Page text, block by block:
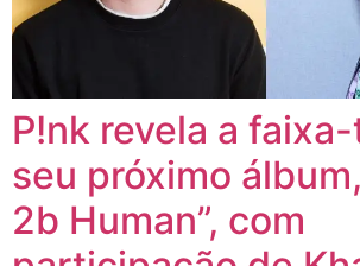
P!nk revela a
seu próximo
2b Human”, com